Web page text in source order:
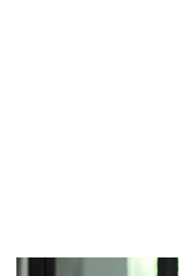
payés en août